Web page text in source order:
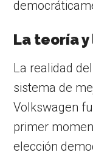
La teoría
La realidad
sistema de
Volkswagen
primer
elección